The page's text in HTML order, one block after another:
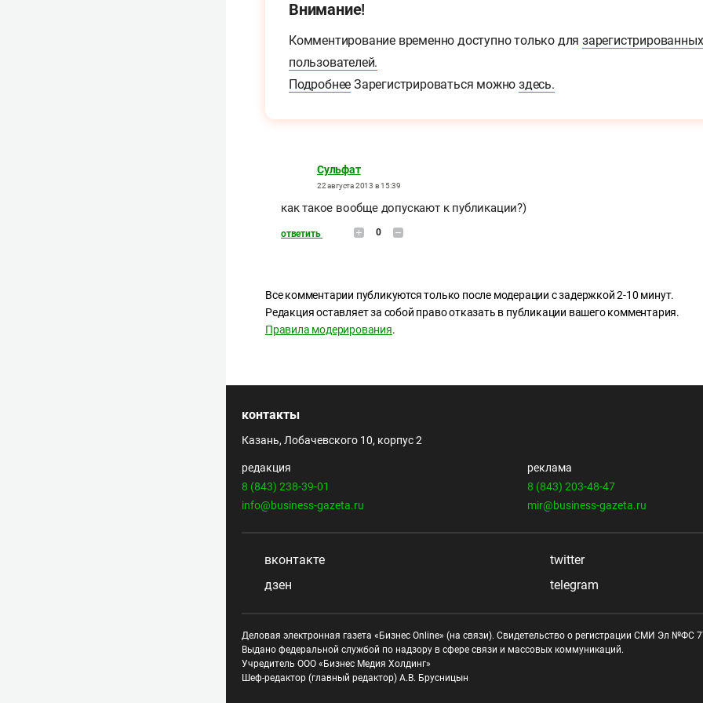
Внимание!
Комментирование временно доступно только для зарегистрированных
пользователей.
Подробнее Зарегистрироваться можноздесь.
Сульфат
22 августа 2013 в 15:39
как такое вообще допускают к публикации?)
ответить 0
Все комментарии публикуются только после модерации с задержкой 2-10 минут.
Редакция оставляет за собой право отказать в публикации вашего комментария.
Правила модерирования.
контакты
Казань, Лобачевского 10, корпус 2
редакция
8 (843) 238-39-01
info@business-gazeta.ru
реклама
8 (843) 203-48-47
mir@business-gazeta.ru
вконтакте
twitter
дзен
telegram
Деловая электронная газета «Бизнес Online» (на связи). Свидетельство о регистрации СМИ Эл №ФС
Выдано федеральной службой по надзору в сфере связи и массовых коммуникаций.
Учредитель ООО «Бизнес Медия Холдинг»
Шеф-редактор (главный редактор) А.В. Брусницын